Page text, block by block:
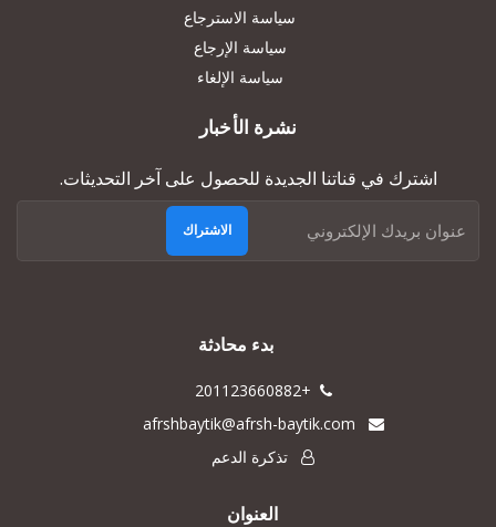
سياسة الاسترجاع
سياسة الإرجاع
سياسة الإلغاء
نشرة الأخبار
اشترك في قناتنا الجديدة للحصول على آخر التحديثات.
الاشتراك
بدء محادثة
+201123660882
afrshbaytik@afrsh-baytik.com
تذكرة الدعم
العنوان